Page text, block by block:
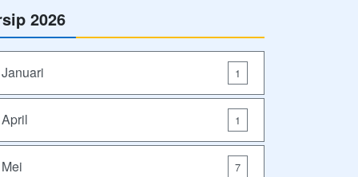
2026
Januari 1
April 1
Mei 7